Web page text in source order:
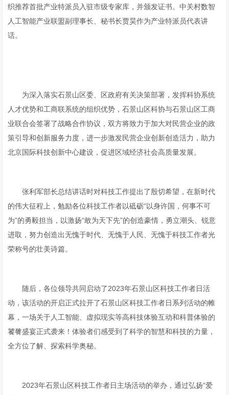
织推荐首批产业特派员入驻市级专家库，并颁发证书。中关村数智
人工智能产业联盟副理事长、秘书长贾昊作为产业特派员代表讲
话。
为深入落实石景山区委、区政府有关决策部署，发挥科协系统
人才优势和工商联系统的组织优势，石景山区科协与石景山区工商
业联合会签署了战略合作协议，双方将致力于加大对民营企业的政
策引导和创新服务力度，进一步激发民营企业创新创造活力，助力
北京国际科技创新中心建设，促进区域经济社会高质量发展。
张利军部长总结讲话时对科技工作提出了殷切希望，在新时代
的伟大征程上，勉励各位科技工作者以砥砺“以身许国，何事不可
为”的勇毅担当，以激扬“敢为天下先”的创造豪情，勇立潮头、锐意
进取，努力创造出无愧于时代、无愧于人民、无愧于科技工作者光
荣称号的壮美诗篇。
随后，各位领导共同启动了2023年石景山区科技工作者日活
动，该活动的开启正式拉开了石景山区科技工作者日系列活动的帷
幕，一场关于人工智能、虚拟现实等高科技体验互动和科普体验的
饕餮盛宴正式袭来！体验者们感受到了科学的智慧和科技的力量，
全方位了解、探索科学奥秘。
2023年石景山区科技工作者日主场活动的举办，通过弘扬“爱